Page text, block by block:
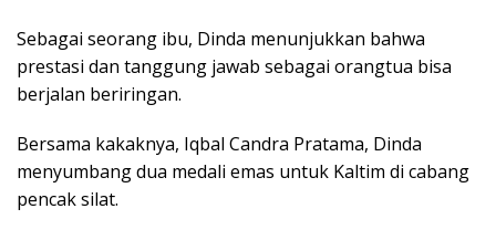
Sebagai seorang ibu, Dinda menunjukkan bahwa
prestasi dan tanggung jawab sebagai orangtua bisa
berjalan beriringan.
Bersama kakaknya, Iqbal Candra Pratama, Dinda
menyumbang dua medali emas untuk Kaltim di cabang
pencak silat.